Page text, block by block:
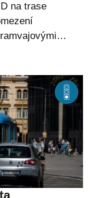
na trase